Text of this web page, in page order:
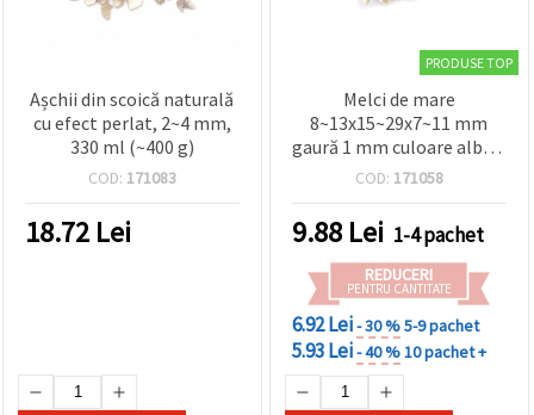
toate!" Sau
să vă
preferințele
cookie -uri
Аcceptati
toate!
Așchii din scoică naturală
cu efect perlat, 2~4 mm,
330 ml (~400 g)
COD: 171083
18.72 Lei
PRODUSE TOP
Melci de mare
8~13x15~29x7~11 mm
gaură 1 mm culoare albă ~
50 g ~80 metri
COD: 171058
9.88 Lei 1-4 pachet
REDUCERI
PENTRU CANTITATE
6.92 Lei- 30 %5-9 pachet
5.93 Lei- 40 %10 pachet +